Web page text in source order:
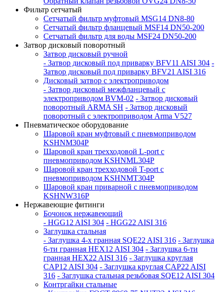
Фильтр сетчатый
Сетчатый фильтр муфтовый MSG14 DN8-80
Сетчатый фильтр фланцевый MSF14 DN50-200
Сетчатый фильтр для воды MSF24 DN50-200
Затвор дисковый поворотный
Затвор дисковый ручной
- Затвор дисковый под приварку BFV11 AISI 304 -
Затвор дисковый под приварку BFV21 AISI 316
Дисковый затвор с электроприводом
- Затвор дисковый межфланцевый с
электроприводом BVM-02 - Затвор дисковый
поворотный ARMA SH - Затвор дисковый
поворотный с электроприводом Arma V527
Пневматическое оборудование
Шаровой кран муфтовый с пневмоприводом
KSHNM304P
Шаровой кран трехходовой L-port с
пневмоприводом KSHNML304P
Шаровой кран трехходовой T-port с
пневмоприводом KSHNMT304P
Шаровой кран приварной с пневмоприводом
KSHNW316P
Нержавеющие фитинги
Бочонок нержавеющий
- HGG12 AISI 304 - HGG22 AISI 316
Заглушка стальная
- Заглушка 4-х гранная SQE22 AISI 316 - Заглушка
6-ти гранная HEX12 AISI 304 - Заглушка 6-ти
гранная HEX22 AISI 316 - Заглушка круглая
CAP12 AISI 304 - Заглушка круглая CAP22 AISI
316 - Заглушка стальная резьбовая SQE12 AISI 304
Контргайки стальные